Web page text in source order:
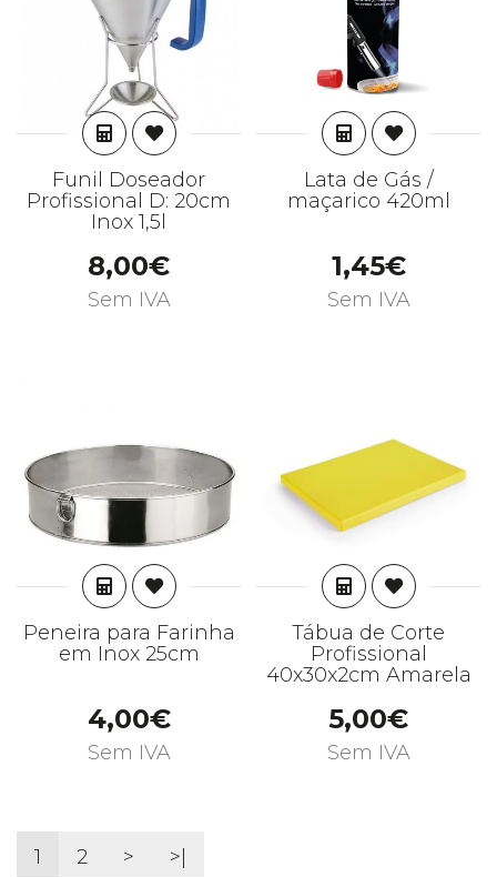
ADICIONAR
Funil Doseador
Profissional D: 20cm
Inox 1,5l
8,00€
Sem IVA
ADICIONAR
Lata de Gás /
maçarico 420ml
1,45€
Sem IVA
ADICIONAR
Peneira para Farinha
em Inox 25cm
4,00€
Sem IVA
ADICIONAR
Tábua de Corte
Profissional
40x30x2cm Amarela
5,00€
Sem IVA
1 2 > >|